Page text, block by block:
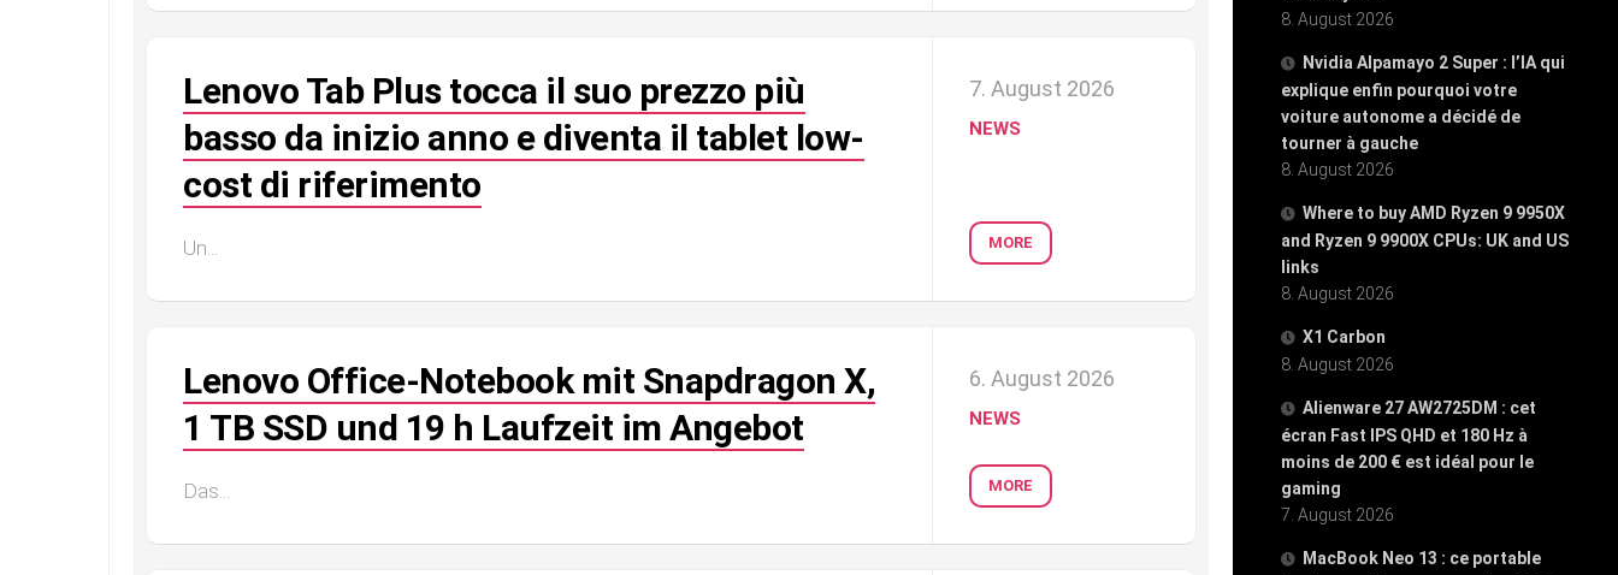
8. August 2026
Nvidia Alpamayo 2 Super : l’IA qui
explique enfin pourquoi votre
voiture autonome a décidé de
tourner à gauche
8. August 2026
Where to buy AMD Ryzen 9 9950X
and Ryzen 9 9900X CPUs: UK and US
links
8. August 2026
X1 Carbon
8. August 2026
Alienware 27 AW2725DM : cet
écran Fast IPS QHD et 180 Hz à
moins de 200 € est idéal pour le
gaming
7. August 2026
MacBook Neo 13 : ce portable
Lenovo Tab Plus tocca il suo prezzo più
basso da inizio anno e diventa il tablet low-
cost di riferimento
Un...
7. August 2026
NEWS
MORE
Lenovo Office-Notebook mit Snapdragon X,
1 TB SSD und 19 h Laufzeit im Angebot
Das...
6. August 2026
NEWS
MORE